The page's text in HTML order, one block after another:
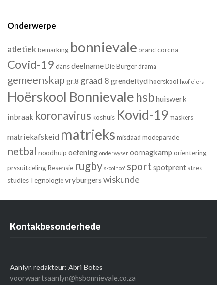
Onderwerpe
atletiekbemarking bonnievale brand corona
Covid-19 dansdeelnameDie Burgerdrama
gemeenskap gr.8 graad 8 grendeltyd hoerskool hoofleiers
Hoërskool Bonnievale hsb huiswerk
inbraak koronavirus koshuis Kovid-19maskers
matriekafskeid matrieks misdaad modeparade
netbal noodhulp oefening onderwyser oornagkamp orientering
prysuitdeling Resensie rugby skoolhoof sport spotprent stres
studies Tegnologievryburgers wiskunde
Kontakbesonderhede
Aanlyn redakteur: Abri Botes
voorwaartsaanlyn@hsbonnievale.co.za